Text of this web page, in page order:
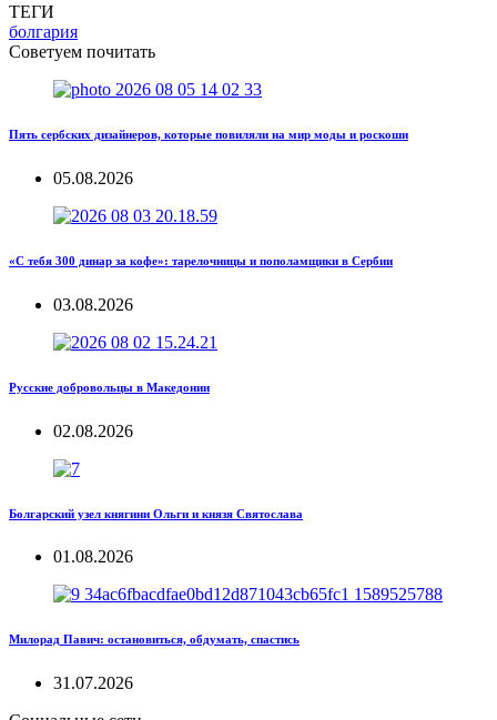
ТЕГИ
болгария
Советуем почитать
Пять сербских дизайнеров, которые повиляли на мир моды и роскоши
05.08.2026
«С тебя 300 динар за кофе»: тарелочницы и пополамщики в Сербии
03.08.2026
Русские добровольцы в Македонии
02.08.2026
Болгарский узел княгини Ольги и князя Святослава
01.08.2026
Милорад Павич: остановиться, обдумать, спастись
31.07.2026